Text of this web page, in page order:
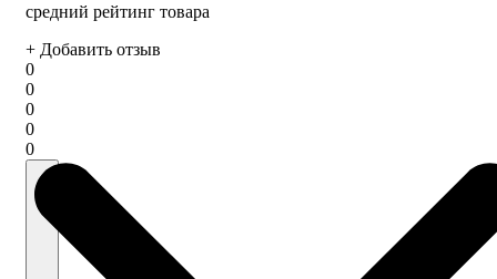
средний рейтинг товара
+ Добавить отзыв
0
0
0
0
0